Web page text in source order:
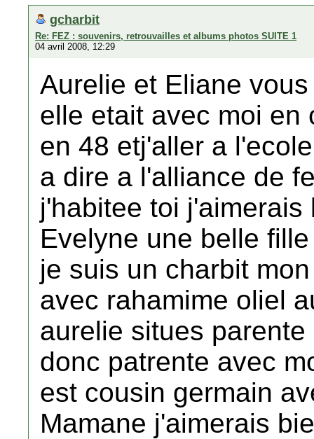
gcharbit
Re: FEZ : souvenirs, retrouvailles et albums photos SUITE 1
04 avril 2008, 12:29
Aurelie et Eliane
elle etait avec moi en
en 48 etj'aller a
a dire a l'alliance de
j'habitee toi
Evelyne une belle
je suis un charbit
avec rahamime oliel
aurelie situes
donc patrente avec
est cousin germain
Mamane j'aimerais